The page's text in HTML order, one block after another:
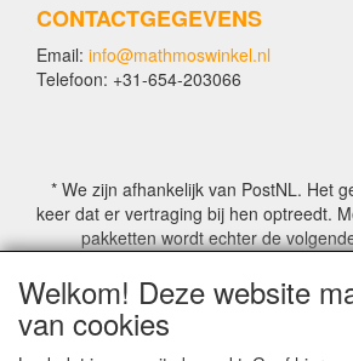
CONTACTGEGEVENS
Email: info@mathmoswinkel.nl
Telefoon: +31-654-203066
* We zijn afhankelijk van PostNL. Het
keer dat er vertraging bij hen optreedt.
pakketten wordt echter de
© COPYRIGHT by
Site Name, Ownership and Design
Welkom! Deze website
van cookies